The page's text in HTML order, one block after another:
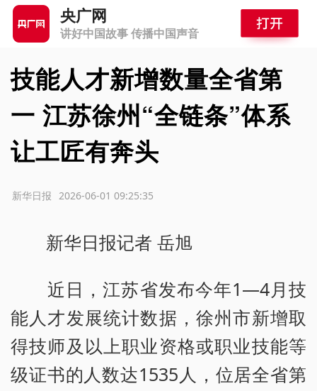
央广网
讲好中国故事 传播中国声音
技能人才新增数量全省第
一 江苏徐州“全链条”体系
让工匠有奔头
2026-06-01 09:25:35
新华日报
新华日报记者 岳旭
近日，江苏省发布今年1—4月技
能人才发展统计数据，徐州市新增取
得技师及以上职业资格或职业技能等
级证书的人数达1535人，位居全省第